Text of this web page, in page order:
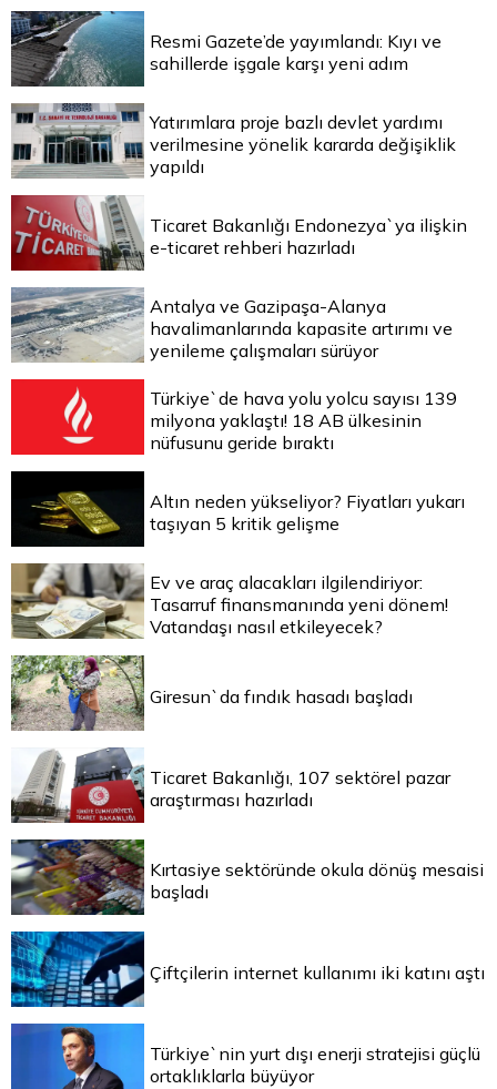
Resmi Gazete’de yayımlandı: Kıyı ve
sahillerde işgale karşı yeni adım
Yatırımlara proje bazlı devlet yardımı
verilmesine yönelik kararda değişiklik
yapıldı
Ticaret Bakanlığı Endonezya`ya ilişkin
e-ticaret rehberi hazırladı
Antalya ve Gazipaşa-Alanya
havalimanlarında kapasite artırımı ve
yenileme çalışmaları sürüyor
Türkiye`de hava yolu yolcu sayısı 139
milyona yaklaştı! 18 AB ülkesinin
nüfusunu geride bıraktı
Altın neden yükseliyor? Fiyatları yukarı
taşıyan 5 kritik gelişme
Ev ve araç alacakları ilgilendiriyor:
Tasarruf finansmanında yeni dönem!
Vatandaşı nasıl etkileyecek?
Giresun`da fındık hasadı başladı
Ticaret Bakanlığı, 107 sektörel pazar
araştırması hazırladı
Kırtasiye sektöründe okula dönüş mesaisi
başladı
Çiftçilerin internet kullanımı iki katını aştı
Türkiye`nin yurt dışı enerji stratejisi güçlü
ortaklıklarla büyüyor